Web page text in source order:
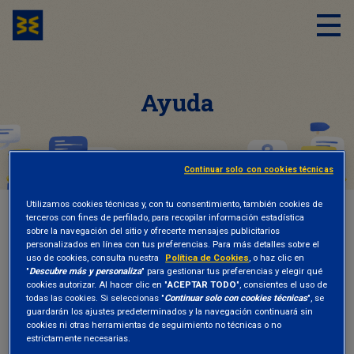
Ayuda
Ayuda para clientes
institucionales
Utilizamos cookies técnicas y, con tu consentimiento, también cookies de
terceros con fines de perfilado, para recopilar información estadística
sobre la navegación del sitio y ofrecerte mensajes publicitarios
personalizados en línea con tus preferencias. Para más detalles sobre el
uso de cookies, consulta nuestra
Política de Cookies, o haz clic en
"Descubre más y personaliza" para gestionar tus preferencias y elegir qué
cookies autorizar. Al hacer clic en "ACEPTAR TODO", consientes el uso de
todas las cookies. Si seleccionas "Continuar solo con cookies técnicas", se
guardarán los ajustes predeterminados y la navegación continuará sin
cookies ni otras herramientas de seguimiento no técnicas o no
estrictamente necesarias.
Continuar solo con cookies técnicas